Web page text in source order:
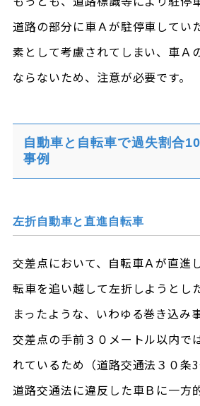
道路の部分に車Ａが駐停車してい
素として考慮されてしまい、車Ａ
ならないため、注意が必要です。
自動車と自転車で過失割合
事例
左折自動車と直進自転車
交差点において、自転車Ａが直進
転車を追い越して左折しようとし
まったような、いわゆる巻き込み
交差点の手前３０メートル以内で
れているため（道路交通法３０条
道路交通法に違反した車Ｂに一方